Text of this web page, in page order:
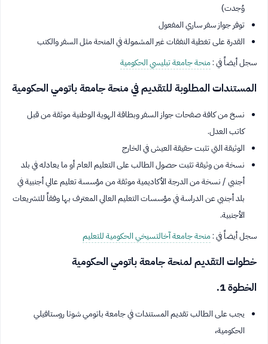
وُجدت)
توفر جواز سفر ساري المفعول
القدرة على تغطية النفقات غير المشمولة في المنحة مثل السفر والكتب
سجل أيضاً في :منحة جامعة تبليسي الحكومية
المستندات المطلوبة للتقديم في منحة جامعة باتومي الحكومية
نسخ من كافة صفحات جواز السفر وبطاقة الهوية الوطنية موثقة من قبل
كاتب العدل.
الوثيقة التي تثبت حقيقة العيش في الخارج
نسخة من وثيقة تثبت حصول الطالب على التعليم العام أو ما يعادله في بلد
أجنبي / نسخة من الدرجة الأكاديمية موثقة من مؤسسة تعليم عالي أجنبية في
بلد أجنبي عن الدراسة في مؤسسات التعليم العالي المعترف بها وفقاً للتشريعات
الأجنبية.
سجل أيضاً في :منحة جامعة آخالتسيخي الحكومية للتعليم
خطوات التقديم لمنحة جامعة باتومي الحكومية
الخطوة 1.
يجب على الطالب تقديم المستندات في جامعة باتومي شوتا روستافيلي
الحكومية،